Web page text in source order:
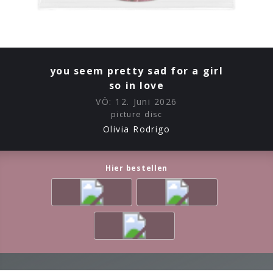
you seem pretty sad for a girl
so in love
VÖ: 12. Juni 2026
picture disc
Olivia Rodrigo
Hier bestellen